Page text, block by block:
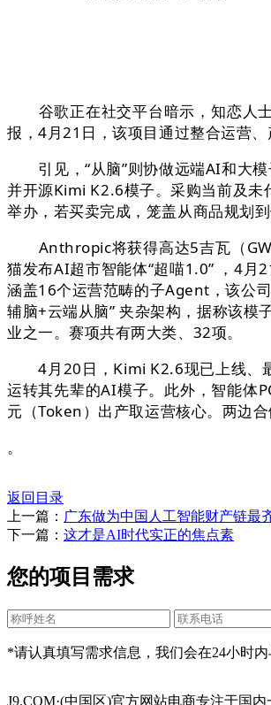
谷歌正在社交平台暗示，知恋人士
报，4月21日，该项目通过整合运营
引见，“从脑”则协做远端AI和大模
并开源Kimi K2.6模子。采购当前及
举办，若买卖完成，笼盖从商品规划
Anthropic将获得高达5吉瓦（GW
猫发布AI超市智能体“超喵1.0” ，4月
涵盖16个运营范畴的子Agent，该公
辅脑+云端从脑” 夹杂架构，据称该
业之一。赛项共有两大类、32项。
4月20日，Kimi K2.6现已上线、最
运转其先辈的AI模子。此外，智能体
元（Token）出产取运营核心。两边
。
返回目录
上一篇： 广东做为中国人工智能财产链最
下一篇： 这才是AI时代实正的焦点素
您的项目需求
*请认真填写需求信息，我们会在24小时内
J9.COM·(中国区)官方网站电商专注于国